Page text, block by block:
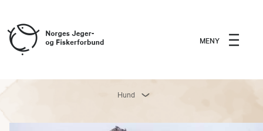
MENY
Hund